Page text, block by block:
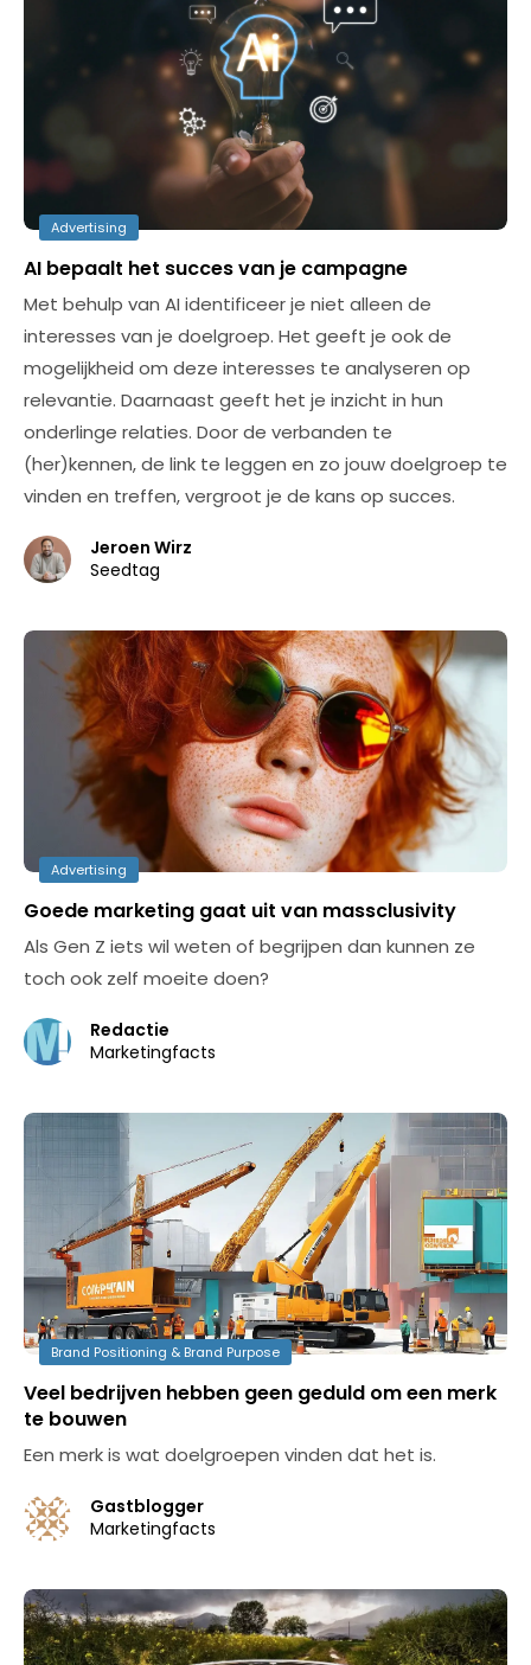
Advertising
AI bepaalt het succes van je campagne
Met behulp van AI identificeer je niet alleen de
interesses van je doelgroep. Het geeft je ook de
mogelijkheid om deze interesses te analyseren op
relevantie. Daarnaast geeft het je inzicht in hun
onderlinge relaties. Door de verbanden te
(her)kennen, de link te leggen en zo jouw doelgroep te
vinden en treffen, vergroot je de kans op succes.
Jeroen Wirz
Seedtag
Advertising
Goede marketing gaat uit van massclusivity
Als Gen Z iets wil weten of begrijpen dan kunnen ze
toch ook zelf moeite doen?
Redactie
Marketingfacts
Brand Positioning & Brand Purpose
Veel bedrijven hebben geen geduld om een merk
te bouwen
Een merk is wat doelgroepen vinden dat het is.
Gastblogger
Marketingfacts